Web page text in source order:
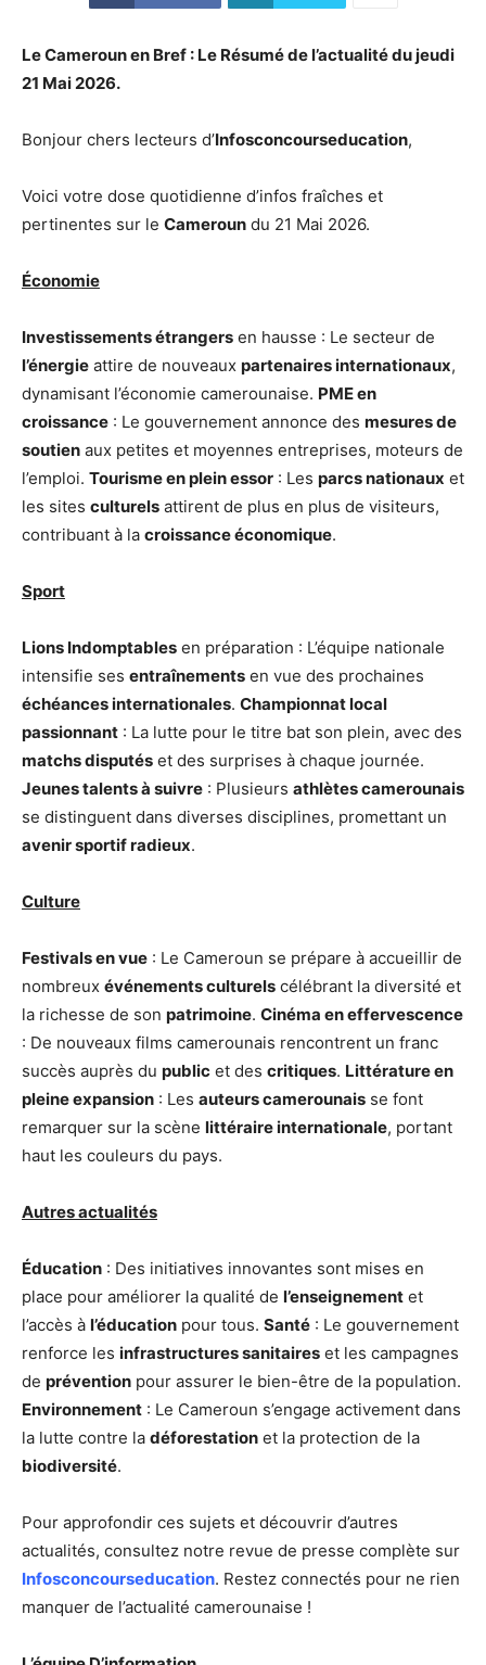
Le Cameroun en Bref : Le Résumé de l’actualité du jeudi
21 Mai2026.
Bonjour chers lecteurs d’Infosconcourseducation,
Voici votre dose quotidienne d’infos fraîches et
pertinentes sur le Cameroun du 21 Mai 2026.
Économie
Investissements étrangers en hausse : Le secteur de
l’énergie attire de nouveaux partenaires internationaux,
dynamisant l’économie camerounaise. PME en
croissance : Le gouvernement annonce des mesures de
soutien aux petites et moyennes entreprises, moteurs de
l’emploi. Tourisme en plein essor : Les parcs nationaux et
les sites culturels attirent de plus en plus de visiteurs,
contribuant à la croissance économique.
Sport
Lions Indomptables en préparation : L’équipe nationale
intensifie ses entraînements en vue des prochaines
échéances internationales. Championnat local
passionnant : La lutte pour le titre bat son plein, avec des
matchs disputés et des surprises à chaque journée.
Jeunes talents à suivre : Plusieurs athlètes camerounais
se distinguent dans diverses disciplines, promettant un
avenir sportif radieux.
Culture
Festivals en vue : Le Cameroun se prépare à accueillir de
nombreux événements culturels célébrant la diversité et
la richesse de son patrimoine. Cinéma en effervescence
: De nouveaux films camerounais rencontrent un franc
succès auprès du public et des critiques. Littérature en
pleine expansion : Les auteurs camerounais se font
remarquer sur la scène littéraire internationale, portant
haut les couleurs du pays.
Autres actualités
Éducation : Des initiatives innovantes sont mises en
place pour améliorer la qualité de l’enseignement et
l’accès à l’éducation pour tous. Santé : Le gouvernement
renforce les infrastructures sanitaires et les campagnes
de prévention pour assurer le bien-être de la population.
Environnement : Le Cameroun s’engage activement dans
la lutte contre la déforestation et la protection de la
biodiversité.
Pour approfondir ces sujets et découvrir d’autres
actualités, consultez notre revue de presse complète sur
Infosconcourseducation. Restez connectés pour ne rien
manquer de l’actualité camerounaise !